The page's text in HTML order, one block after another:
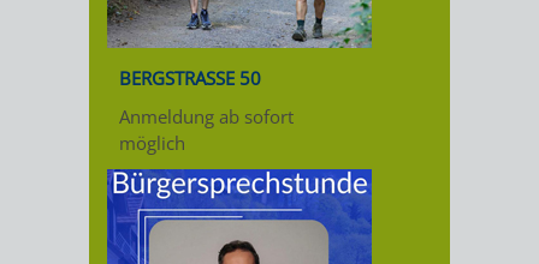
BERGSTRASSE 50
Anmeldung ab sofort
möglich